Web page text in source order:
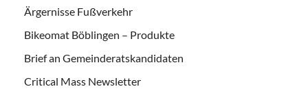
Ärgernisse Fußverkehr
Bikeomat Böblingen – Produkte
Brief an Gemeinderatskandidaten
Critical Mass Newsletter